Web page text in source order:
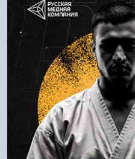
Логин:
Пароль